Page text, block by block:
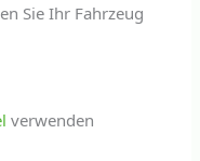
Sie Ihr Fahrzeug
verwenden